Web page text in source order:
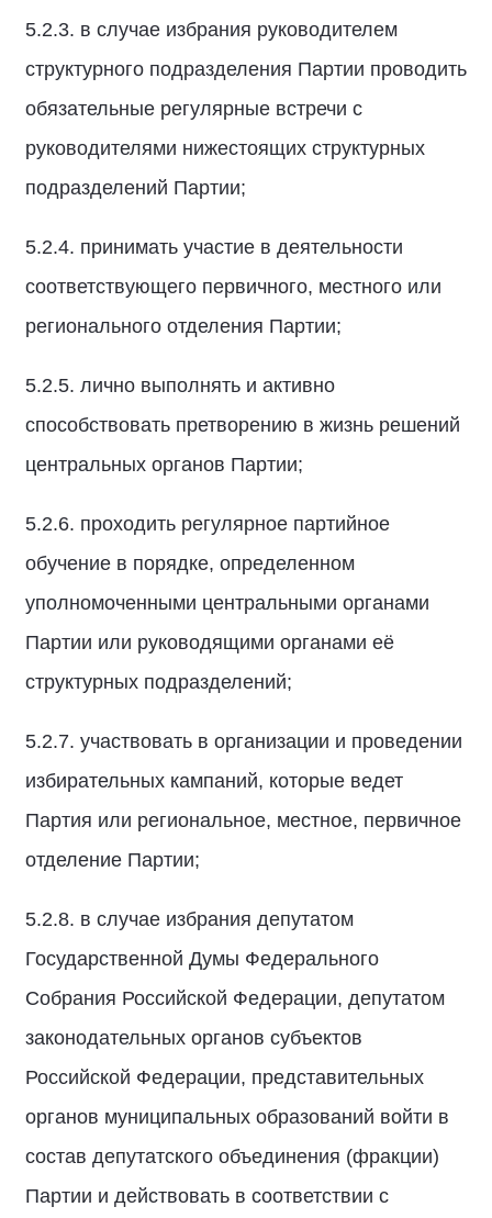
5.2.3. в случае избрания руководителем
структурного подразделения Партии проводить
обязательные регулярные встречи с
руководителями нижестоящих структурных
подразделений Партии;
5.2.4. принимать участие в деятельности
соответствующего первичного, местного или
регионального отделения Партии;
5.2.5. лично выполнять и активно
способствовать претворению в жизнь решений
центральных органов Партии;
5.2.6. проходить регулярное партийное
обучение в порядке, определенном
уполномоченными центральными органами
Партии или руководящими органами её
структурных подразделений;
5.2.7. участвовать в организации и проведении
избирательных кампаний, которые ведет
Партия или региональное, местное, первичное
отделение Партии;
5.2.8. в случае избрания депутатом
Государственной Думы Федерального
Собрания Российской Федерации, депутатом
законодательных органов субъектов
Российской Федерации, представительных
органов муниципальных образований войти в
состав депутатского объединения (фракции)
Партии и действовать в соответствии с